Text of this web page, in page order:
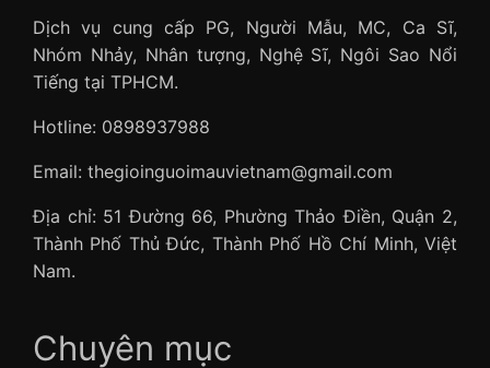
Dịch vụ cung cấp PG, Người Mẫu, MC, Ca Sĩ,
Nhóm Nhảy, Nhân tượng, Nghệ Sĩ, Ngôi Sao Nổi
Tiếng tại TPHCM.
Hotline: 0898937988
Email: thegioinguoimauvietnam@gmail.com
Địa chỉ: 51 Đường 66, Phường Thảo Điền, Quận 2,
Thành Phố Thủ Đức, Thành Phố Hồ Chí Minh, Việt
Nam.
Chuyên mục